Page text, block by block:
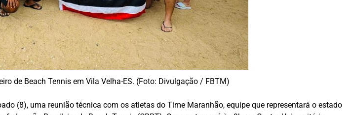
de Beach Tennis em Vila Velha-ES. (Foto: Divulgação / FBTM)
(8), uma reunião técnica com os atletas do Time Maranhão, equipe que representará o estado